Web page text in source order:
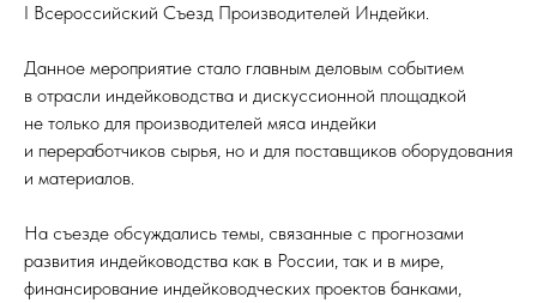
I Всероссийский Съезд Производителей Индейки.
Данное мероприятие стало главным деловым событием
в отрасли индейководства и дискуссионной площадкой
не только для производителей мяса индейки
и переработчиков сырья, но и для поставщиков оборудования
и материалов.
На съезде обсуждались темы, связанные с прогнозами
развития индейководства как в России, так и в мире,
финансирование индейководческих проектов банками,